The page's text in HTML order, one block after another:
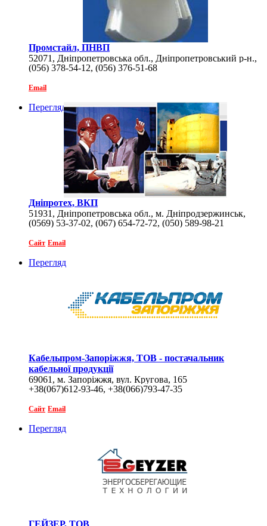
Промстайл, ПНВП
52071, Дніпропетровська обл., Дніпропетровський р-н.,
с. Опитний, вул. Наукова, 1/405
(056) 378-54-12, (056) 376-51-68
Email
Перегляд
Дніпротех, ВКП
51931, Дніпропетровська обл., м. Дніпродзержинськ,
вул. Шевченківська, 37
(0569) 53-37-02, (067) 654-72-72, (050) 589-98-21
Сайт Email
Перегляд
Кабельпром-Запоріжжя, ТОВ - постачальник
кабельної продукції
69061, м. Запоріжжя, вул. Кругова, 165
+38(067)612-93-46, +38(066)793-47-35
Сайт Email
Перегляд
ГЕЙЗЕР, ТОВ